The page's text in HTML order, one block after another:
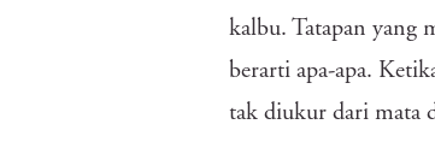
kalbu. Tatapan yang
berarti apa-apa.
tak diukur dari mata